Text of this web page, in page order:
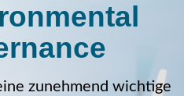
zunehmend wichtige